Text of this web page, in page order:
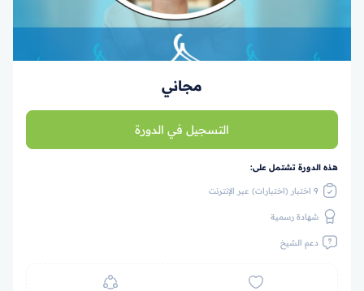
مجاني
التسجيل في الدورة
هذه الدورة تشتمل على:
9 اختبار (اختبارات) عبر الإنترنت
شهادة رسمية
دعم الشيخ